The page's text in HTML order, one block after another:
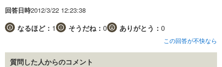
回答日時2012/3/22 12:23:38
なるほど： 1 そうだね： 0 ありがとう： 0
この回答が不快なら
質問した人からのコメント